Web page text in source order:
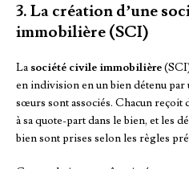
3. La création d’une
immobilière (SCI)
La société civile immobilière
en indivision en un bien détenu
sœurs sont associés. Chacun reçoit
à sa quote-part dans le bien, et les
bien sont prises selon les règles